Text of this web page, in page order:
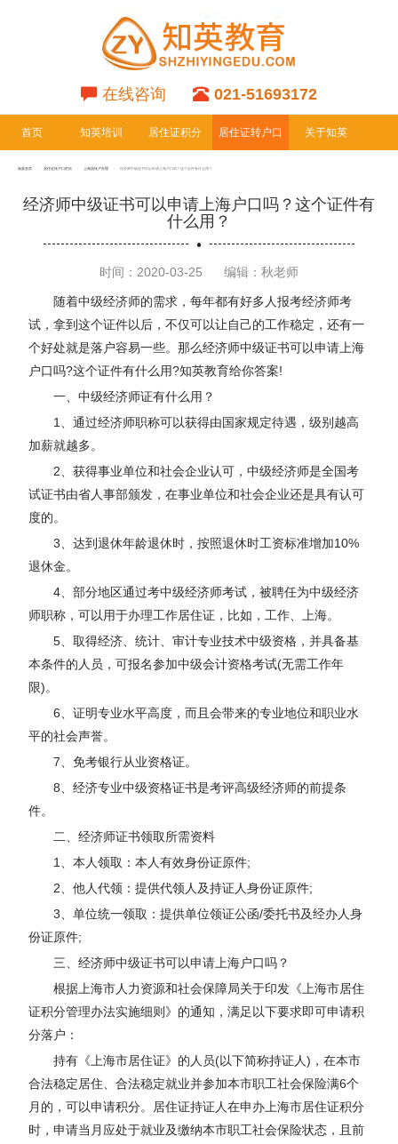
在线咨询 021-51693172
首页 知英培训 居住证积分
专栏
居住证转户口 关于知英
知英首页 居住证转户口栏目 上海居转户办理 经济师中级证书可以申请上海户口吗？这个证件有什么用？
经济师中级证书可以申请上海户口吗？这个证件有
什么用？
时间：2020-03-25 编辑：秋老师
随着中级经济师的需求，每年都有好多人报考经济师考
试，拿到这个证件以后，不仅可以让自己的工作稳定，还有一
个好处就是落户容易一些。那么经济师中级证书可以申请上海
户口吗?这个证件有什么用?知英教育给你答案!
一、中级经济师证有什么用？
1、通过经济师职称可以获得由国家规定待遇，级别越高
加薪就越多。
2、获得事业单位和社会企业认可，中级经济师是全国考
试证书由省人事部颁发，在事业单位和社会企业还是具有认可
度的。
3、达到退休年龄退休时，按照退休时工资标准增加10%
退休金。
4、部分地区通过考中级经济师考试，被聘任为中级经济
师职称，可以用于办理工作居住证，比如，工作、上海。
5、取得经济、统计、审计专业技术中级资格，并具备基
本条件的人员，可报名参加中级会计资格考试(无需工作年
限)。
6、证明专业水平高度，而且会带来的专业地位和职业水
平的社会声誉。
7、免考银行从业资格证。
8、经济专业中级资格证书是考评高级经济师的前提条
件。
二、经济师证书领取所需资料
1、本人领取：本人有效身份证原件;
2、他人代领：提供代领人及持证人身份证原件;
3、单位统一领取：提供单位领证公函/委托书及经办人身
份证原件;
三、经济师中级证书可以申请上海户口吗？
根据上海市人力资源和社会保障局关于印发《上海市居住
证积分管理办法实施细则》的通知，满足以下要求即可申请积
分落户：
持有《上海市居住证》的人员(以下简称持证人)，在本市
合法稳定居住、合法稳定就业并参加本市职工社会保险满6个
月的，可以申请积分。居住证持证人在申办上海市居住证积分
时，申请当月应处于就业及缴纳本市职工社会保险状态，且前